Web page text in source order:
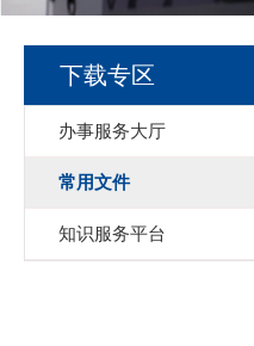
下载专区
办事服务大厅
常用文件
知识服务平台